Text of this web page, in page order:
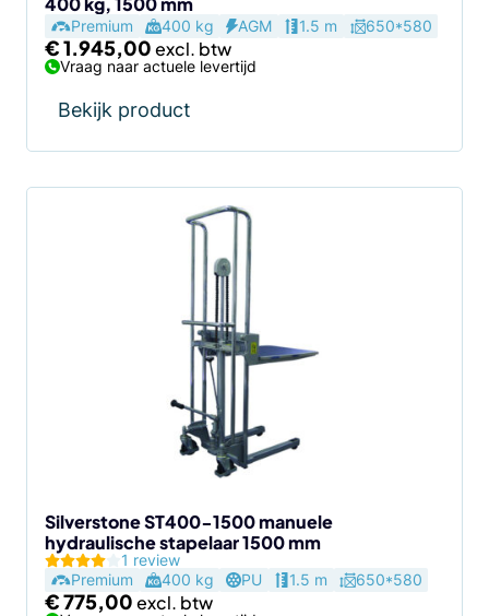
Premium 400 kg AGM 1.5 m 650*580
€1.945,00
Vraag naar actuele levertijd
Bekijk product
Silverstone ST400-1500 manuele
hydraulische stapelaar 1500 mm
1 review
Premium
400 kg PU 1.5 m 650*580
€775,00